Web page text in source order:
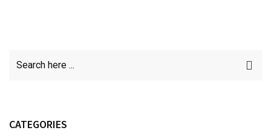
CATEGORIES